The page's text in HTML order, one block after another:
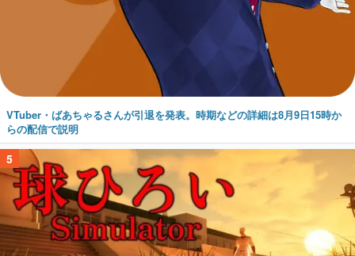
VTuber・ばあちゃるさんが引退を発表。時期などの詳細は8月9日15時か
らの配信で説明
5